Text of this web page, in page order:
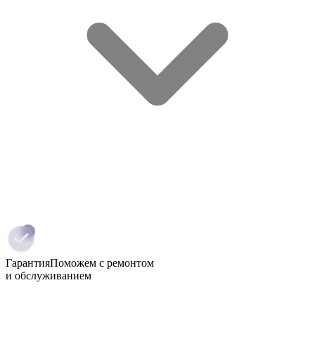
ГарантияПоможем с ремонтом
и обслуживанием